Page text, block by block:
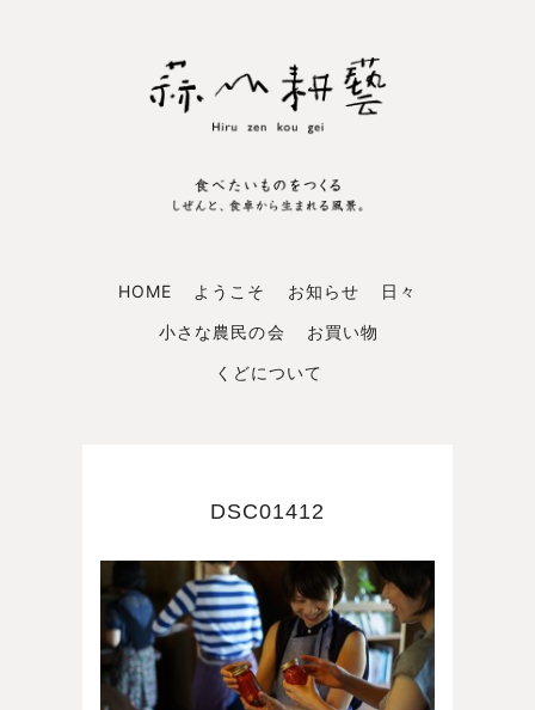
HOME ようこそ お知らせ
日々
小さな農民の会
お買い物
くどについて
DSC01412